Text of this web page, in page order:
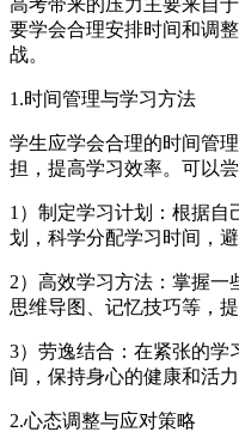
要学会合理安排时间和调
战。
1.时间管理与学习方法
学生应学会合理的时间管
担，提高学习效率。可以
1）制定学习计划：根据
划，科学分配学习时间，
2）高效学习方法：掌握一
思维导图、记忆技巧等，提
3）劳逸结合：在紧张的学
间，保持身心的健康和活力
2.心态调整与应对策略